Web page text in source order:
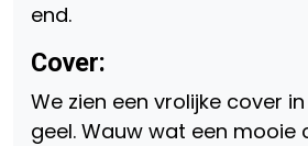
end.
Cover:
We zien een vrolijke cover
geel. Wauw wat een mooie